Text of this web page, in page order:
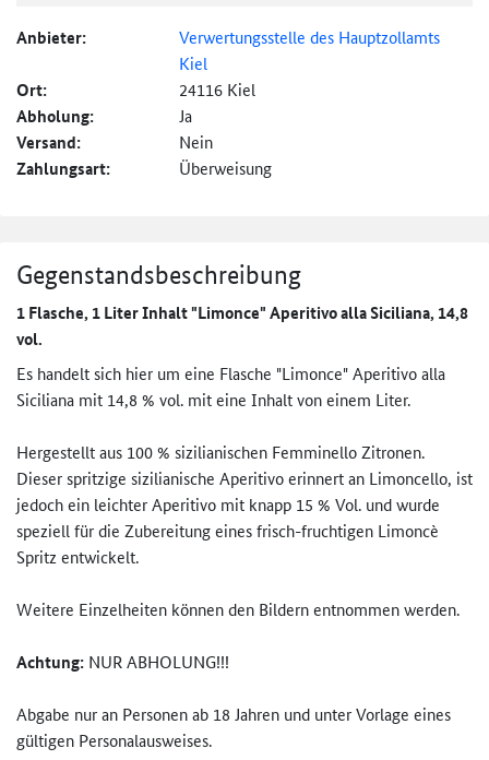
Anbieter:
Verwertungsstelle des Hauptzollamts
Kiel
Ort: 24116 Kiel
Abholung: Ja
Versand: Nein
Zahlungsart: Überweisung
Gegenstandsbeschreibung
1 Flasche, 1 Liter Inhalt "Limonce" Aperitivo alla Siciliana, 14,8
vol.
Es handelt sich hier um eine Flasche "Limonce" Aperitivo alla
Siciliana mit 14,8 % vol. mit eine Inhalt von einem Liter.
Hergestellt aus 100 % sizilianischen Femminello Zitronen.
Dieser spritzige sizilianische Aperitivo erinnert an Limoncello, ist
jedoch ein leichter Aperitivo mit knapp 15 % Vol. und wurde
speziell für die Zubereitung eines frisch-fruchtigen Limoncè
Spritz entwickelt.
Weitere Einzelheiten können den Bildern entnommen werden.
Achtung: NUR ABHOLUNG!!!
Abgabe nur an Personen ab 18 Jahren und unter Vorlage eines
gültigen Personalausweises.